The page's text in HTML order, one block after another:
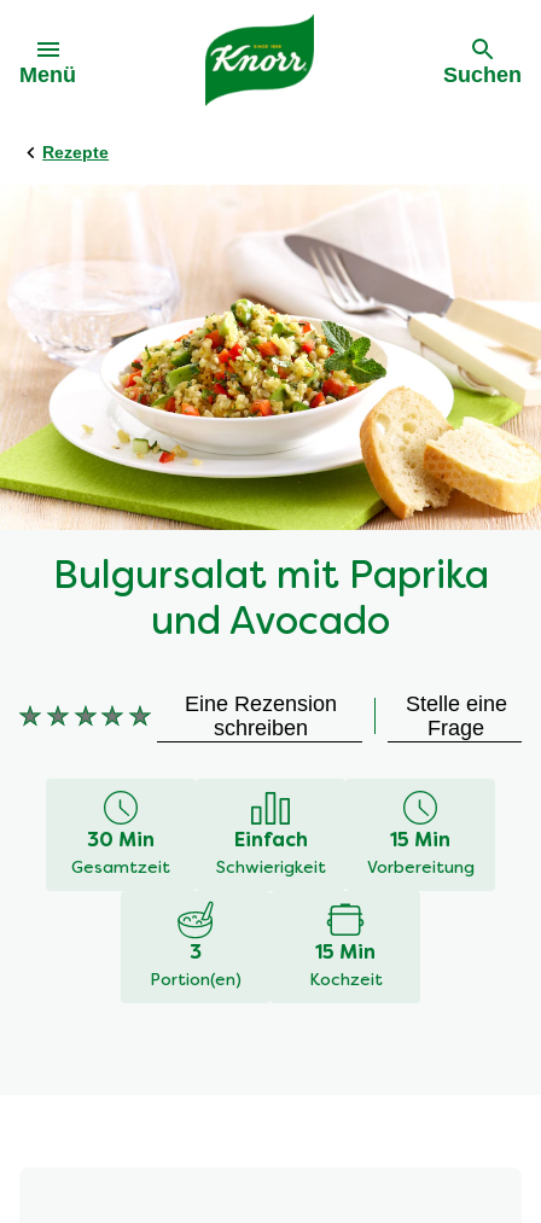
Menü Suchen
Rezepte
Bulgursalat mit Paprika
und Avocado
Keine
recipe
Eine Rezension
schreiben
Stelle eine
Frage
30 Min
Gesamtzeit
Einfach
Schwierigkeit
15 Min
Vorbereitung
3
Portion(en)
15 Min
Kochzeit